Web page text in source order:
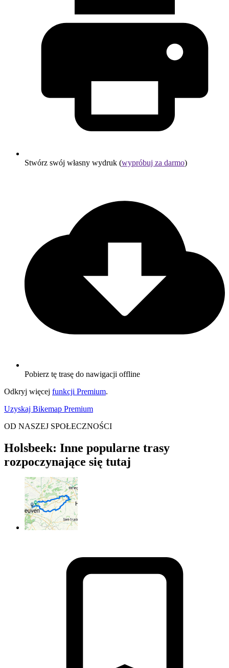
Stwórz swój własny wydruk (wypróbuj za darmo)
Pobierz tę trasę do nawigacji offline
Odkryj więcej funkcji Premium.
Uzyskaj Bikemap Premium
OD NASZEJ SPOŁECZNOŚCI
Holsbeek: Inne popularne trasy
rozpoczynające się tutaj